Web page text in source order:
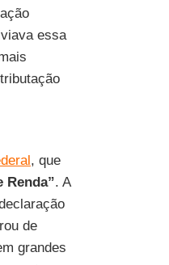
essa
, que
Renda”. A
de
grandes